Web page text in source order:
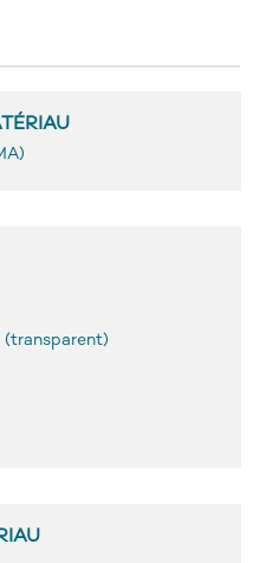
(transparent)